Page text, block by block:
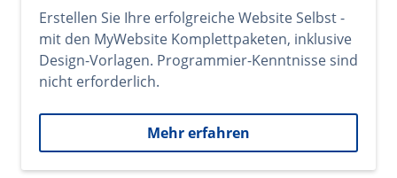
Erstellen Sie Ihre erfolgreiche Website Selbst -
mit den MyWebsite Komplettpaketen, inklusive
Design-Vorlagen. Programmier-Kenntnisse sind
nicht erforderlich.
Mehr erfahren